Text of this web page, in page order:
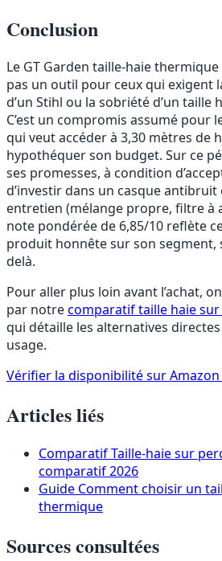
Conclusion
Le GT Garden taille-haie thermique
pas un outil pour ceux qui exigent
d’un Stihl ou la sobriété d’un taille
C’est un compromis assumé pour
qui veut accéder à 3,30 mètres de
hypothéquer son budget. Sur ce
ses promesses, à condition
d’investir dans un casque
entretien (mélange propre, filtre à
note pondérée de 6,85/10 reflète
produit honnête sur son segment,
delà.
Pour aller plus loin avant l’achat,
par notrecomparatif taille haie
qui détaille les alternatives
usage.
Vérifier la disponibilité sur Amazon
Articles liés
ComparatifTaille-haie sur
comparatif 2026
Guide Comment choisir un
thermique
Sources consultées